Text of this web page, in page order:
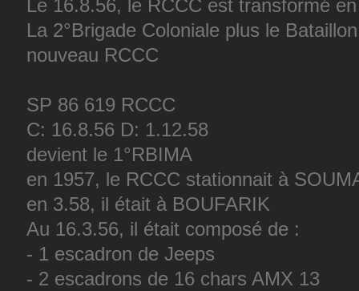
Le 16.8.56, le RCCC est transformé
La 2°Brigade Coloniale plus le
nouveau RCCC
SP 86 619 RCCC
C: 16.8.56 D: 1.12.58
devient le 1°RBIMA
en 1957, le RCCC stationnait à
en 3.58, il était à BOUFARIK
Au 16.3.56, il était composé de :
- 1 escadron de Jeeps
- 2 escadrons de 16 chars AMX 13